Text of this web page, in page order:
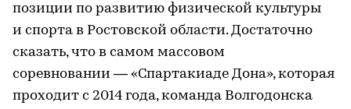
позиции по развитию физической культуры
и спорта в Ростовской области. Достаточно
сказать, что в самом массовом
соревновании — «Спартакиаде Дона», которая
проходит с 2014 года, команда Волгодонска